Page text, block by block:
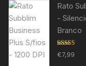
Rato
-
Branco
Avaliação
5.00de 5
€7,99